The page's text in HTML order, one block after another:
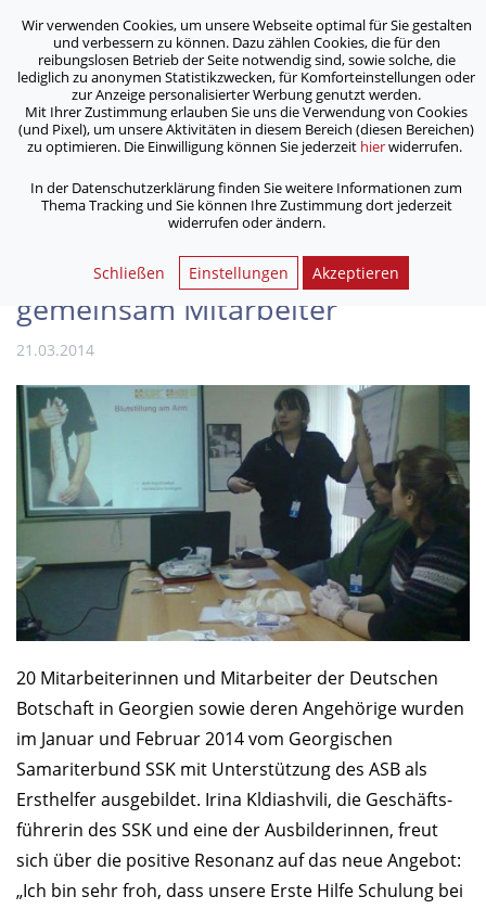
ASB Bonn/Rhein-Sieg/Eifel e.V.
bewegt Menschen
Home / Archiv /
Erste Hilfe für Deutsche Botschaft: SSK und ASB schulen
Botschaft: SSK und ASB schulen
gemeinsam Mitarbeiter
21.03.2014
20 Mitarbeiterinnen und Mitarbeiter der Deutschen
Botschaft in Georgien sowie deren Angehörige wurden
im Januar und Februar 2014 vom Georgischen
Samariter­bund SSK mit Unterstützung des ASB als
Ersthelfer ausgebildet. Irina Kldiashvili, die Geschäfts­
führerin des SSK und eine der Ausbilderinnen, freut
sich über die positive Resonanz auf das neue Angebot:
„Ich bin sehr froh, dass unsere Erste Hilfe Schulung bei
Wir verwenden Cookies, um unsere Webseite optimal für Sie gestalten
und verbessern zu können. Dazu zählen Cookies, die für den
reibungslosen Betrieb der Seite notwendig sind, sowie solche, die
lediglich zu anonymen Statistikzwecken, für Komforteinstellungen oder
zur Anzeige personalisierter Werbung genutzt werden.
Mit Ihrer Zustimmung erlauben Sie uns die Verwendung von Cookies
(und Pixel), um unsere Aktivitäten in diesem Bereich (diesen Bereichen)
zu optimieren. Die Einwilligung können Sie jederzeit hierwiderrufen.
In der Datenschutzerklärung finden Sie weitere Informationen zum
Thema Tracking und Sie können Ihre Zustimmung dort jederzeit
widerrufen oder ändern.
Schließen Einstellungen Akzeptieren